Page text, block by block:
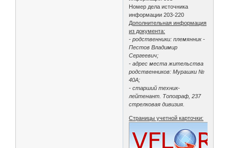
Номер дела источника
информации 203-220
Дополнительная информация
из документа:
- родственники: племянник -
Пестов Владимир
Сергеевич;
- адрес места жительства
родственников: Мурашки №
40А;
- старший техник-
лейтенант. Топограф, 237
стрелковая дивизия.
Страницы учетной карточки: